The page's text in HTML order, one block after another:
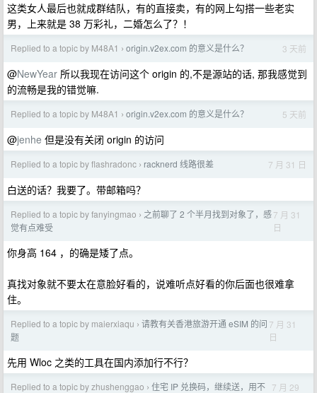
这类女人最后也就成群结队，有的直接卖，有的网上勾搭一些老实
男，上来就是 38 万彩礼，二婚怎么了？！
Replied to a topic by M48A1 › origin.v2ex.com 的意义是什么？ 3 天前
@NewYear 所以我现在访问这个 origin 的,不是源站的话, 那我感觉到
的流畅是我的错觉嘛.
Replied to a topic by M48A1 › origin.v2ex.com 的意义是什么？ 5 天前
@jenhe 但是没有关闭 origin 的访问
Replied to a topic by flashradonc › racknerd 线路很差 7 月 31 日
白送的话？我要了。带邮箱吗？
Replied to a topic by fanyingmao › 之前聊了 2 个半月找到对象了，感
觉有点难受
7 月 31
日
你身高 164 ，的确是矮了点。
真找对象就不要太在意脸好看的，说难听点好看的你后面也很难拿
住。
Replied to a topic by maierxiaqu › 请教有关香港旅游开通 eSIM 的问
题
7 月 31
日
先用 Wloc 之类的工具在国内添加行不行？
Replied to a topic by zhushenggao › 住宅 IP 兑换码，继续送，用不 7 月 29